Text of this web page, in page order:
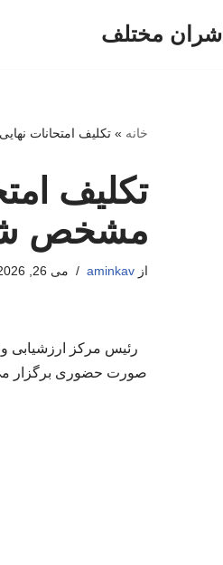
مختلف
خانه »تکلیف امتحانات
تکلیف
مشخص
ازaminkav می 26, 2026
صورت حضوری برگزار